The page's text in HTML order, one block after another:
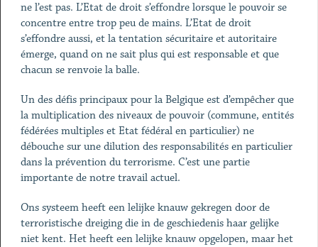
ne l’est pas. L’Etat de droit s’effondre lorsque le pouvoir se
concentre entre trop peu de mains. L’Etat de droit
s’effondre aussi, et la tentation sécuritaire et autoritaire
émerge, quand on ne sait plus qui est responsable et que
chacun se renvoie la balle.
Un des défis principaux pour la Belgique est d’empêcher que
la multiplication des niveaux de pouvoir (commune, entités
fédérées multiples et Etat fédéral en particulier) ne
débouche sur une dilution des responsabilités en particulier
dans la prévention du terrorisme. C’est une partie
importante de notre travail actuel.
Ons systeem heeft een lelijke knauw gekregen door de
terroristische dreiging die in de geschiedenis haar gelijke
niet kent. Het heeft een lelijke knauw opgelopen, maar het